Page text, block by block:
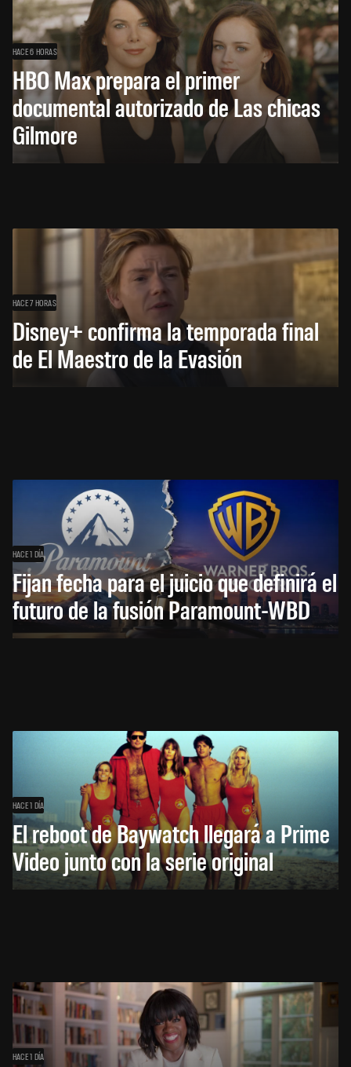
HACE 6 HORAS
HBO Max prepara el primer
documental autorizado de Las chicas
Gilmore
HACE 7 HORAS
Disney+ confirma la temporada final
de El Maestro de la Evasión
HACE 1 DÍA
Fijan fecha para el juicio que definirá el
futuro de la fusión Paramount-WBD
HACE 1 DÍA
El reboot de Baywatch llegará a Prime
Video junto con la serie original
HACE 1 DÍA